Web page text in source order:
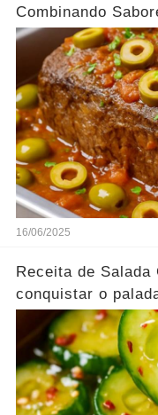
Combinando
família
16/06/2025
Receita de
conquistar o